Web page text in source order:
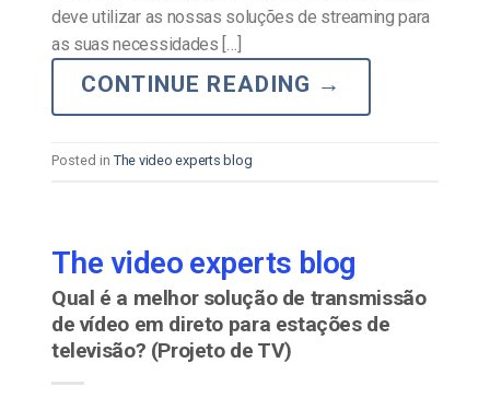
deve utilizar as nossas soluções de streaming para
as suas necessidades […]
CONTINUE READING →
Posted in The video experts blog
The video experts blog
Qual é a melhor solução de transmissão
de vídeo em direto para estações de
televisão? (Projeto de TV)